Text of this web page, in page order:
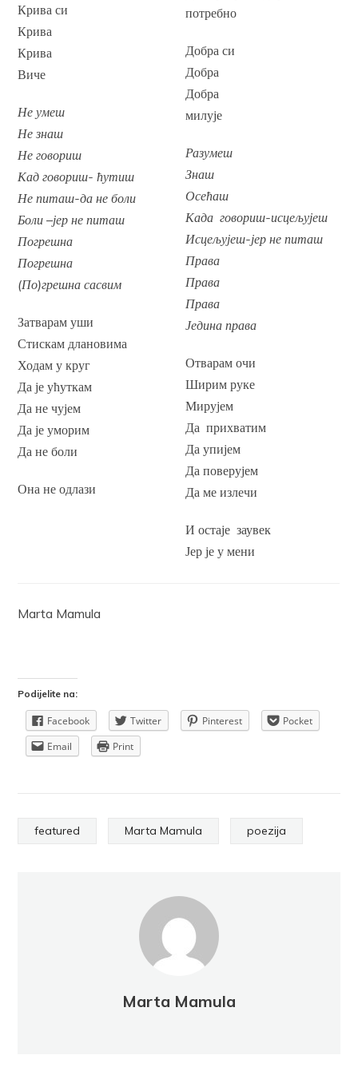
Крива си
Крива
Крива
Виче
Не умеш
Не знаш
Не говориш
Кад говориш- ћутиш
Не питаш-да не боли
Боли –јер не питаш
Погрешна
Погрешна
(По)грешна сасвим
Затварам уши
Стискам длановима
Ходам у круг
Да је ућуткам
Да не чујем
Да је уморим
Да не боли
Она не одлази
потребно
Добра си
Добра
Добра
милује
Разумеш
Знаш
Осећаш
Када говориш-исцељујеш
Исцељујеш-јер не питаш
Права
Права
Права
Једина права
Отварам очи
Ширим руке
Мирујем
Да прихватим
Да упијем
Да поверујем
Да ме излечи
И остаје заувек
Јер је у мени
Marta Mamula
Podijelite na:
Facebook Twitter Pinterest
Pocket
Email
Print
featured Marta Mamula poezija
Marta Mamula